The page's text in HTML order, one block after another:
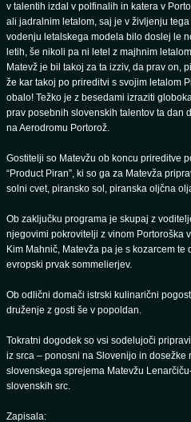
v talentih izdal v polfinalih in katera v
ali jadralnim letalom, saj je v življenju
vodenju letalskega modela bilo doslej le
letih, še nikoli pa ni letel z majhnim
Matevž je bil takoj za ta izziv, da prav on,
že kar takoj po prireditvi s svojim letalom
obalo! Težko je z besedami izraziti
prav posebnih slovenskih talentov ta dan
na Aerodromu Portorož.
Gostitelji so Matevžu ob koncu prireditve
“Product Piran”, ki so ga za Matevža
solni cvet, piransko sol, piranska oljčna
Ob zaključku programa je skupaj z
njegovimi pokrovitelji z vinom Portoroška
Kim Mahnič, Matevža pa je s kozarcem
evropski prvak sommelierjev.
Ob odlični domači istrski kulinarični
druženje z gosti še v popoldan.
Tokratni dogodek so vsi sodelujoči
iz srca – ponosni na Slovenijo in
slovenskega sprejema Matevžu
slovenskih src.
Zapisala: